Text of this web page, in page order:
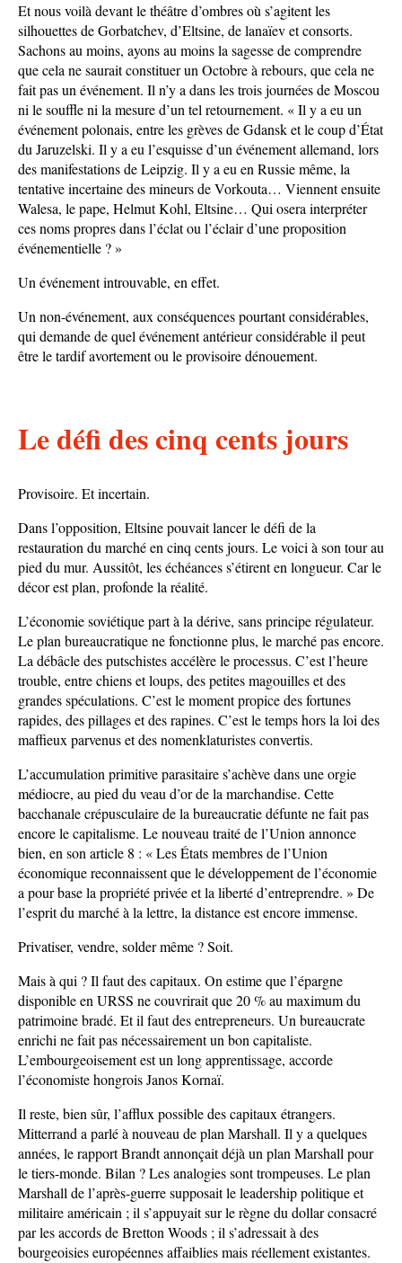
Et nous voilà devant le théâtre d’ombres où s’agitent les
silhouettes de Gorbatchev, d’Eltsine, de lanaïev et consorts.
Sachons au moins, ayons au moins la sagesse de comprendre
que cela ne saurait constituer un Octobre à rebours, que cela ne
fait pas un événement. Il n’y a dans les trois journées de Moscou
ni le souffle ni la mesure d’un tel retournement. « Il y a eu un
événement polonais, entre les grèves de Gdansk et le coup d’État
du Jaruzelski. Il y a eu l’esquisse d’un événement allemand, lors
des manifestations de Leipzig. Il y a eu en Russie même, la
tentative incertaine des mineurs de Vorkouta… Viennent ensuite
Walesa, le pape, Helmut Kohl, Eltsine… Qui osera interpréter
ces noms propres dans l’éclat ou l’éclair d’une proposition
événementielle ? »
Un événement introuvable, en effet.
Un non-événement, aux conséquences pourtant considérables,
qui demande de quel événement antérieur considérable il peut
être le tardif avortement ou le provisoire dénouement.
Le défi des cinq cents jours
Provisoire. Et incertain.
Dans l’opposition, Eltsine pouvait lancer le défi de la
restauration du marché en cinq cents jours. Le voici à son tour au
pied du mur. Aussitôt, les échéances s’étirent en longueur. Car le
décor est plan, profonde la réalité.
L’économie soviétique part à la dérive, sans principe régulateur.
Le plan bureaucratique ne fonctionne plus, le marché pas encore.
La débâcle des putschistes accélère le processus. C’est l’heure
trouble, entre chiens et loups, des petites magouilles et des
grandes spéculations. C’est le moment propice des fortunes
rapides, des pillages et des rapines. C’est le temps hors la loi des
maffieux parvenus et des nomenklaturistes convertis.
L’accumulation primitive parasitaire s’achève dans une orgie
médiocre, au pied du veau d’or de la marchandise. Cette
bacchanale crépusculaire de la bureaucratie défunte ne fait pas
encore le capitalisme. Le nouveau traité de l’Union annonce
bien, en son article 8 : « Les États membres de l’Union
économique reconnaissent que le développement de l’économie
a pour base la propriété privée et la liberté d’entreprendre. » De
l’esprit du marché à la lettre, la distance est encore immense.
Privatiser, vendre, solder même ? Soit.
Mais à qui ? Il faut des capitaux. On estime que l’épargne
disponible en URSS ne couvrirait que 20 % au maximum du
patrimoine bradé. Et il faut des entrepreneurs. Un bureaucrate
enrichi ne fait pas nécessairement un bon capitaliste.
L’embourgeoisement est un long apprentissage, accorde
l’économiste hongrois Janos Kornaï.
Il reste, bien sûr, l’afflux possible des capitaux étrangers.
Mitterrand a parlé à nouveau de plan Marshall. Il y a quelques
années, le rapport Brandt annonçait déjà un plan Marshall pour
le tiers-monde. Bilan ? Les analogies sont trompeuses. Le plan
Marshall de l’après-guerre supposait le leadership politique et
militaire américain ; il s’appuyait sur le règne du dollar consacré
par les accords de Bretton Woods ; il s’adressait à des
bourgeoisies européennes affaiblies mais réellement existantes.